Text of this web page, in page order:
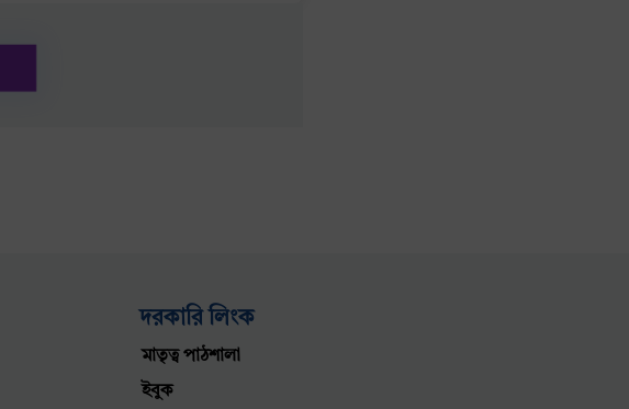
দরকারি লিংক
মাতৃত্ব পাঠশালা
ইবুক